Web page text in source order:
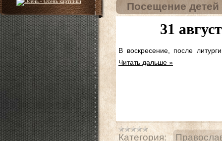
Посещение детей
31
В воскресение, после
Читать дальше »
Категория: